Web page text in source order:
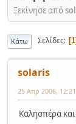
Ξεκίνησε από
Κάτω Σελίδες 1
solaris
25 Απρ 2006,
Καλησπέρα